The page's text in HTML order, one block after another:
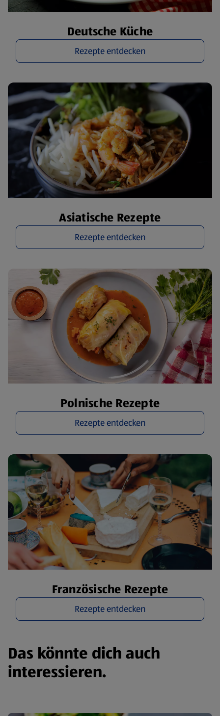
Deutsche Küche
Rezepte entdecken
Asiatische Rezepte
Rezepte entdecken
Polnische Rezepte
Rezepte entdecken
Französische Rezepte
Rezepte entdecken
Das könnte dich auch
interessieren.